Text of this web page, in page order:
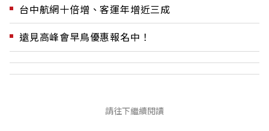
台中航網十倍增、客運年增近三成
遠見高峰會早鳥優惠報名中！
請往下繼續閱讀